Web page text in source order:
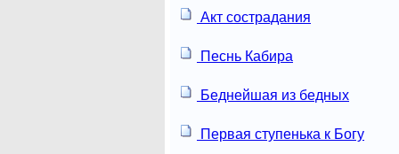
Акт сострадания
Песнь Кабира
Беднейшая из бедных
Первая ступенька к Богу